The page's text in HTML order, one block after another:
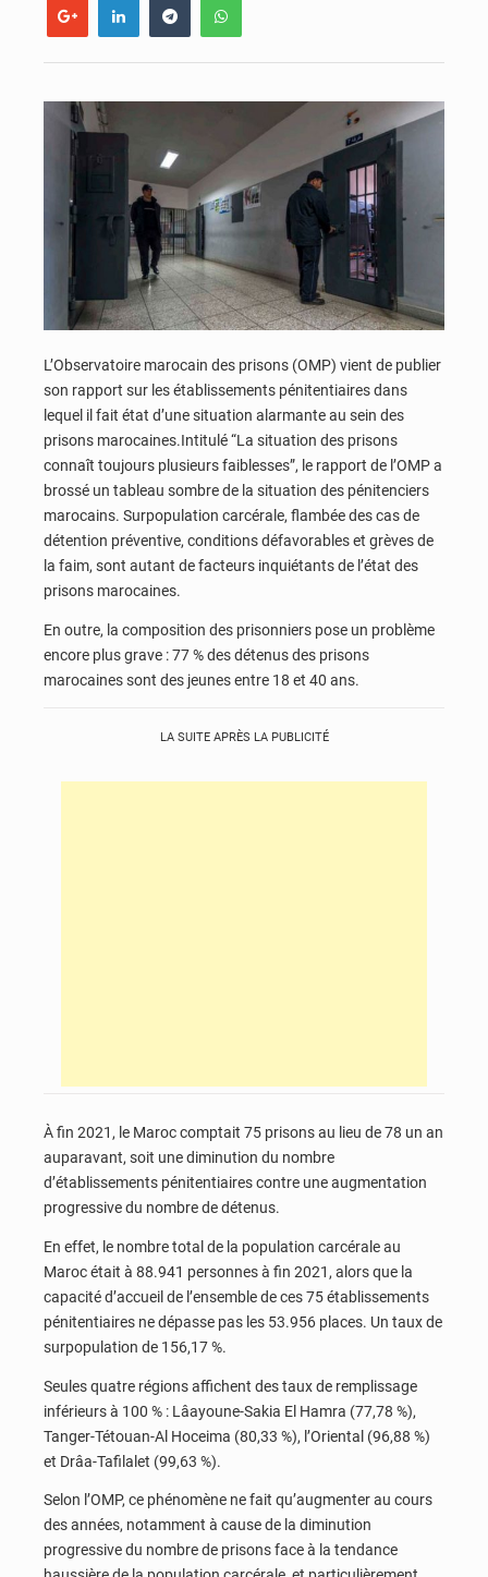
L’Observatoire marocain des prisons (OMP) vient de publier
son rapport sur les établissements pénitentiaires dans
lequel il fait état d’une situation alarmante au sein des
prisons marocaines.Intitulé “La situation des prisons
connaît toujours plusieurs faiblesses”, le rapport de l’OMP a
brossé un tableau sombre de la situation des pénitenciers
marocains. Surpopulation carcérale, flambée des cas de
détention préventive, conditions défavorables et grèves de
la faim, sont autant de facteurs inquiétants de l’état des
prisons marocaines.
En outre, la composition des prisonniers pose un problème
encore plus grave : 77 % des détenus des prisons
marocaines sont des jeunes entre 18 et 40 ans.
LA SUITE APRÈS LA PUBLICITÉ
À fin 2021, le Maroc comptait 75 prisons au lieu de 78 un an
auparavant, soit une diminution du nombre
d’établissements pénitentiaires contre une augmentation
progressive du nombre de détenus.
En effet, le nombre total de la population carcérale au
Maroc était à 88.941 personnes à fin 2021, alors que la
capacité d’accueil de l’ensemble de ces 75 établissements
pénitentiaires ne dépasse pas les 53.956 places. Un taux de
surpopulation de 156,17 %.
Seules quatre régions affichent des taux de remplissage
inférieurs à 100 % : Lâayoune-Sakia El Hamra (77,78 %),
Tanger-Tétouan-Al Hoceima (80,33 %), l’Oriental (96,88 %)
et Drâa-Tafilalet (99,63 %).
Selon l’OMP, ce phénomène ne fait qu’augmenter au cours
des années, notamment à cause de la diminution
progressive du nombre de prisons face à la tendance